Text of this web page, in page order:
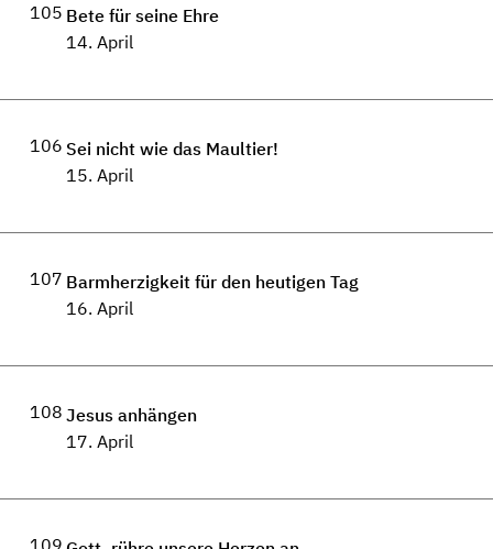
105 Bete für seine Ehre
14. April
106 Sei nicht wie das Maultier!
15. April
107 Barmherzigkeit für den heutigen Tag
16. April
108 Jesus anhängen
17. April
109